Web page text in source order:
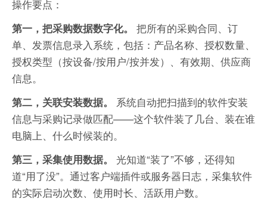
操作要点：
第一，把采购数据数字化。
把所有的采购合同、订
单、发票信息录入系统，包括：产品名称、授权数量、
授权类型（按设备/按用户/按并发）、有效期、供应商
信息。
第二，关联安装数据。
系统自动把扫描到的软件安装
信息与采购记录做匹配——这个软件装了几台、装在谁
电脑上、什么时候装的。
第三，采集使用数据。
光知道“装了”不够，还得知
道“用了没”。通过客户端插件或服务器日志，采集软件
的实际启动次数、使用时长、活跃用户数。